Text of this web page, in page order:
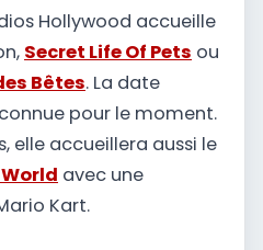
Hollywood accueille
Secret Life Of Pets ou
Bêtes. La date
pour le moment.
elle accueillera aussi le
avec une
Kart.